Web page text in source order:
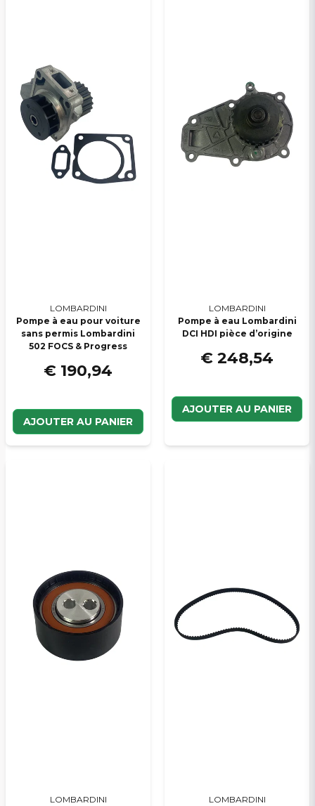
LOMBARDINI
Pompe à eau pour voiture
sans permis Lombardini
502 FOCS & Progress
€ 190,94
AJOUTER AU PANIER
LOMBARDINI
Pompe à eau Lombardini
DCI HDI pièce d’origine
€ 248,54
AJOUTER AU PANIER
LOMBARDINI
LOMBARDINI
Veuillez envoyer une question